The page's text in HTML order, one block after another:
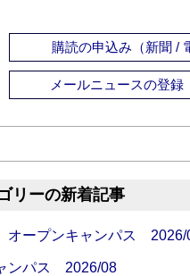
購読の申込み（新聞 /
メールニュースの登録
リーの新着記事
オープンキャンパス 2026/
ンパス 2026/08